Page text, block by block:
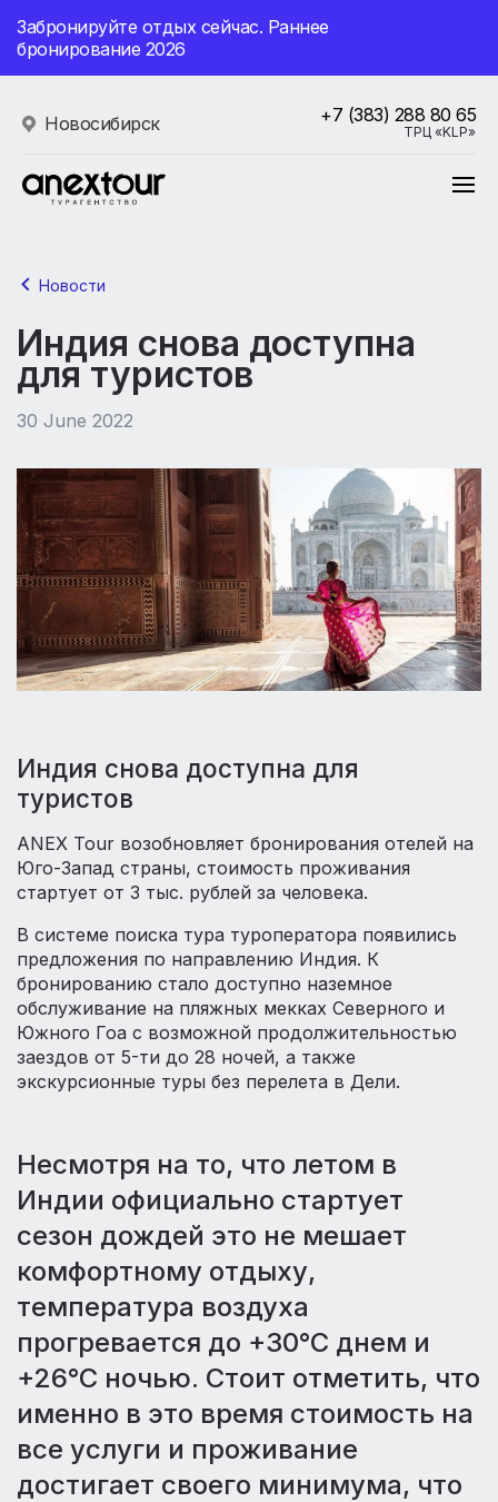
Забронируйте отдых сейчас. Раннее
бронирование 2026
Новосибирск +7 (383) 288 80 65
ТРЦ «KLP»
Новости
Индия снова доступна
для туристов
30 June 2022
Индия снова доступна для
туристов
ANEX Tour возобновляет бронирования отелей на
Юго-Запад страны, стоимость проживания
стартует от 3 тыс. рублей за человека.
В системе поиска тура туроператора появились
предложения по направлению Индия. К
бронированию стало доступно наземное
обслуживание на пляжных мекках Северного и
Южного Гоа с возможной продолжительностью
заездов от 5-ти до 28 ночей, а также
экскурсионные туры без перелета в Дели.
Несмотря на то, что летом в
Индии официально стартует
сезон дождей это не мешает
комфортному отдыху,
температура воздуха
прогревается до +30°С днем и
+26°С ночью. Стоит отметить, что
именно в это время стоимость на
все услуги и проживание
достигает своего минимума, что